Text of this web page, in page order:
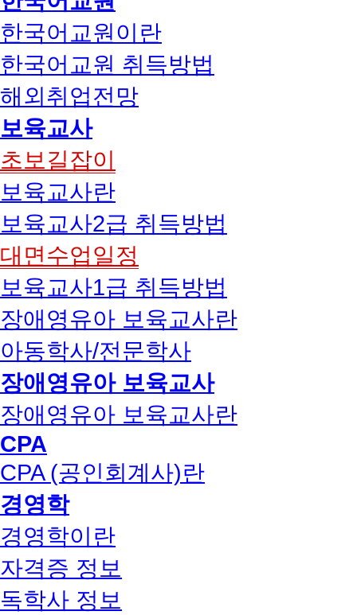
한국어교원이란
한국어교원 취득방법
해외취업전망
보육교사
초보길잡이
보육교사란
보육교사2급 취득방법
대면수업일정
보육교사1급 취득방법
장애영유아 보육교사란
아동학사/전문학사
장애영유아 보육교사
장애영유아 보육교사란
CPA
CPA (공인회계사)란
경영학
경영학이란
자격증 정보
독학사 정보